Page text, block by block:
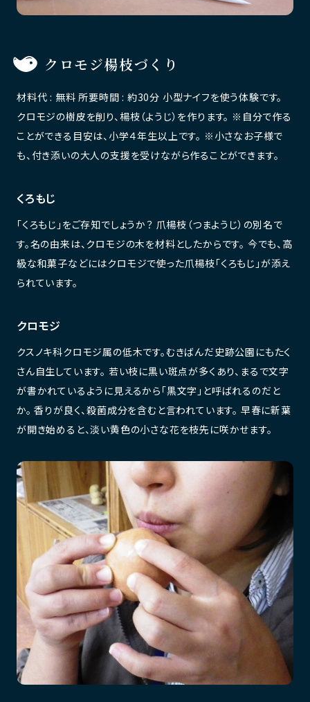
クロモジ楊枝づくり
材料代 : 無料 所要時間 : 約30分 小型ナイフを使う体験です。
クロモジの樹皮を削り、楊枝（ようじ）を作ります。 ※自分で作る
ことができる目安は、小学４年生以上です。 ※小さなお子様で
も、付き添いの大人の支援を受けながら作ることができます。
くろもじ
「くろもじ」をご存知でしょうか？ 爪楊枝（つまようじ）の別名で
す。名の由来は、クロモジの木を材料としたからです。 今でも、高
級な和菓子などにはクロモジで使った爪楊枝「くろもじ」が添え
られています。
クロモジ
クスノキ科クロモジ属の低木です。むきばんだ史跡公園にもたく
さん自生しています。 若い枝に黒い斑点が多くあり、まるで文字
が書かれているように見えるから「黒文字」と呼ばれるのだと
か。 香りが良く、殺菌成分を含むと言われています。 早春に新葉
が開き始めると、淡い黄色の小さな花を枝先に咲かせます。